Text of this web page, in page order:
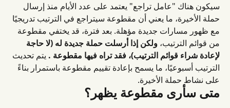
سيكون هناك "عامل تراجع" يعتمد على عدد الأيام منذ إرسال
حملة الأخيرة، ما يعني أن مقطوعة سيتراجع في الترتيب تدريجيًا
مع ظهور مسارات جديدة مؤهلة. بعد فترة، قد يختفي مقطوعة
من قوائم الترتيب، ولكن إذا أرسلت حملة جديدة له (لا حاجة
لإعادة شراء قوائم الترتيب)، فقد تراه فيها مقطوعة . يتم تحديث
الترتيب أسبوعيًا، ما يسمح بإعادة تقييم مقطوعة باستمرار بناءً
على نشاط حملة الأخيرة.
متى سأرى مقطوعة يظهر؟